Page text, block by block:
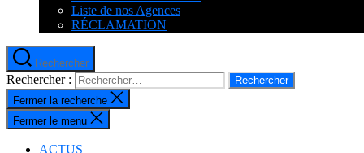
Liste de nos Agences
RÉCLAMATION
Rechercher
Rechercher :
Fermer la recherche
Fermer le menu
ACTUS